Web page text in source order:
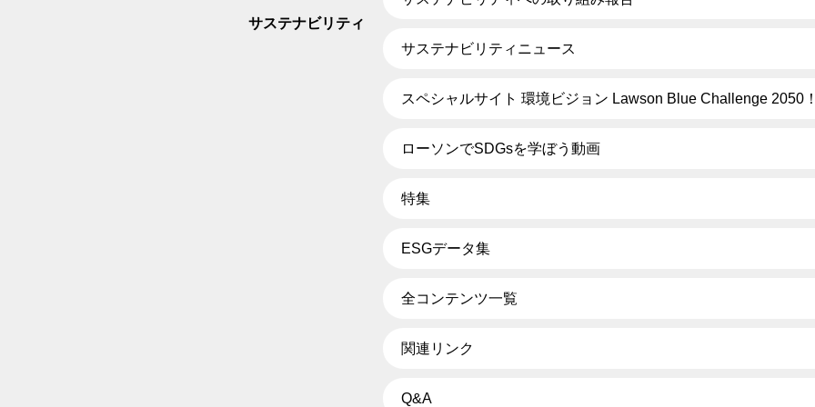
サステナビリティ
サステナビリティニュース
スペシャルサイト 環境ビジョン Lawson Blue Challenge 2050
ローソンでSDGsを学ぼう動画
特集
ESGデータ集
全コンテンツ一覧
関連リンク
Q&A